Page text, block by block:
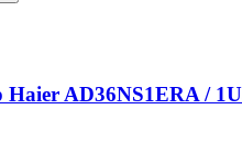
AD36NS1ERA /